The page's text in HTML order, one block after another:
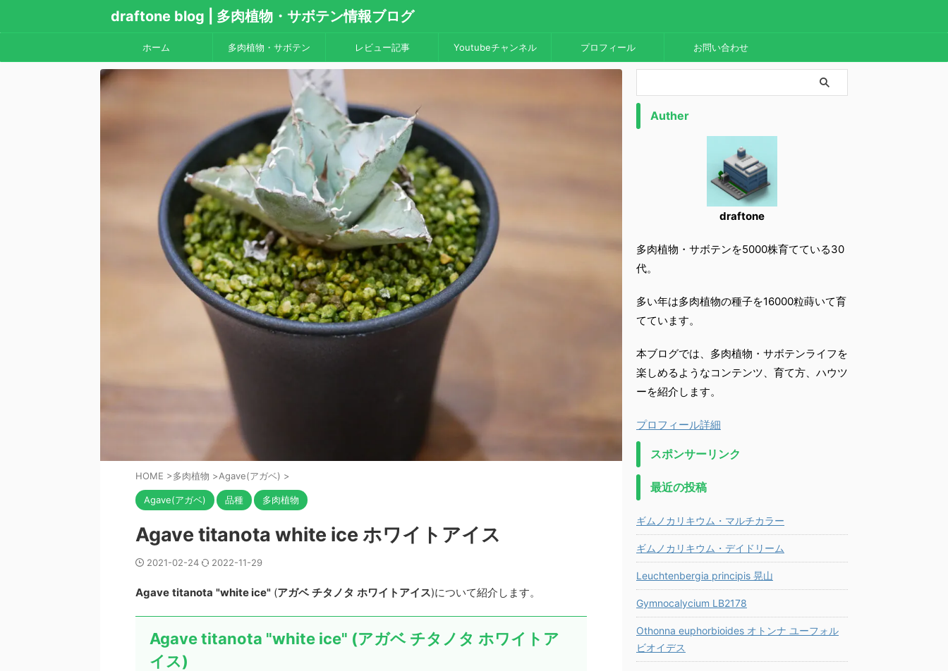
draftone blog | 多肉植物・サボテン情報ブログ
ホーム 多肉植物・サボテン レビュー記事 Youtubeチャンネル プロフィール お問い合わせ
HOME >多肉植物 >Agave(アガベ) >
Agave(アガベ) 品種 多肉植物
Agave titanota white ice ホワイトアイス
2021-02-24 2022-11-29
Agave titanota "white ice" (アガベ チタノタ ホワイトアイス)について紹介します。
Agave titanota "white ice" (アガベ チタノタ ホワイトア
イス)
Auther
draftone
多肉植物・サボテンを5000株育てている30
代。
多い年は多肉植物の種子を16000粒蒔いて育
てています。
本ブログでは、多肉植物・サボテンライフを
楽しめるようなコンテンツ、育て方、ハウツ
ーを紹介します。
プロフィール詳細
スポンサーリンク
最近の投稿
ギムノカリキウム・マルチカラー
ギムノカリキウム・デイドリーム
Leuchtenbergia principis 晃山
Gymnocalycium LB2178
Othonna euphorbioides オトンナ ユーフォル
ビオイデス